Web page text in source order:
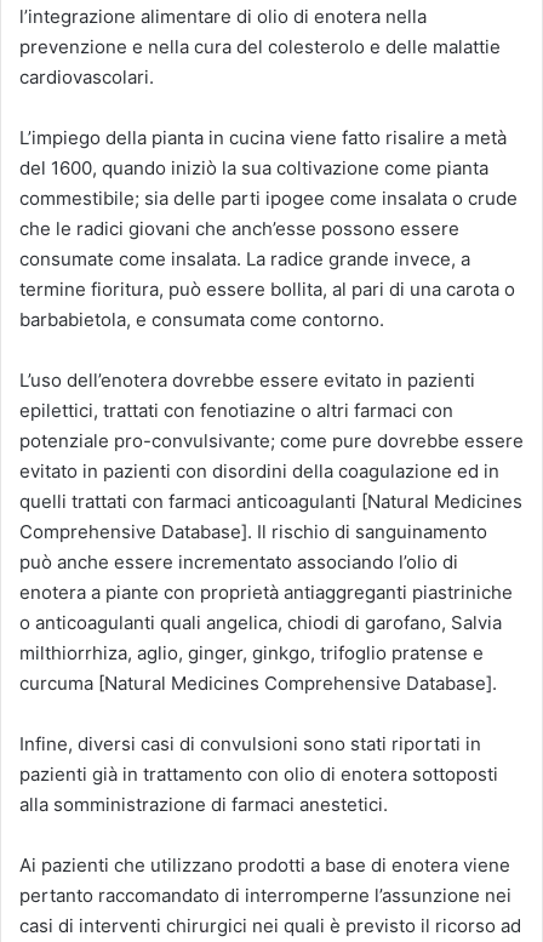
l’integrazione alimentare di olio di enotera nella
prevenzione e nella cura del colesterolo e delle malattie
cardiovascolari.
L’impiego della pianta in cucina viene fatto risalire a metà
del 1600, quando iniziò la sua coltivazione come pianta
commestibile; sia delle parti ipogee come insalata o crude
che le radici giovani che anch’esse possono essere
consumate come insalata. La radice grande invece, a
termine fioritura, può essere bollita, al pari di una carota o
barbabietola, e consumata come contorno.
L’uso dell’enotera dovrebbe essere evitato in pazienti
epilettici, trattati con fenotiazine o altri farmaci con
potenziale pro-convulsivante; come pure dovrebbe essere
evitato in pazienti con disordini della coagulazione ed in
quelli trattati con farmaci anticoagulanti [Natural Medicines
Comprehensive Database]. Il rischio di sanguinamento
può anche essere incrementato associando l’olio di
enotera a piante con proprietà antiaggreganti piastriniche
o anticoagulanti quali angelica, chiodi di garofano, Salvia
milthiorrhiza, aglio, ginger, ginkgo, trifoglio pratense e
curcuma [Natural Medicines Comprehensive Database].
Infine, diversi casi di convulsioni sono stati riportati in
pazienti già in trattamento con olio di enotera sottoposti
alla somministrazione di farmaci anestetici.
Ai pazienti che utilizzano prodotti a base di enotera viene
pertanto raccomandato di interromperne l’assunzione nei
casi di interventi chirurgici nei quali è previsto il ricorso ad